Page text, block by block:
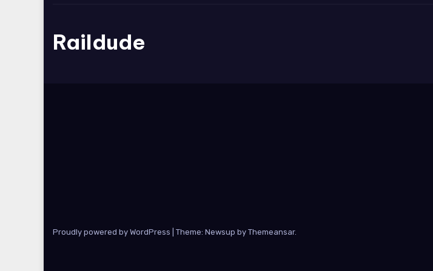
Raildude
Proudly powered by WordPress Theme: Newsup by Themeansar.